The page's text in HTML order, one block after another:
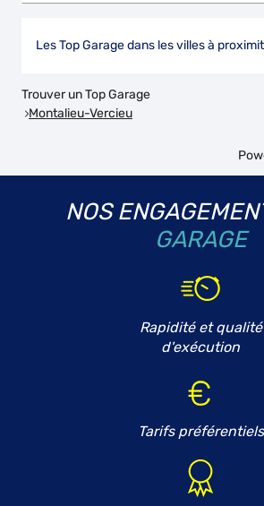
Les Top Garage dans les villes à
Trouver un Top Garage
Montalieu-Vercieu
NOS
GARAGE
Rapidité et qualité
d'exécution
Tarifs préférentiels